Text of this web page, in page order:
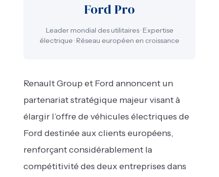
Ford Pro
Leader mondial des utilitaires · Expertise
électrique · Réseau européen en croissance
Renault Group et Ford annoncent un
partenariat stratégique majeur visant à
élargir l’offre de véhicules électriques de
Ford destinée aux clients européens,
renforçant considérablement la
compétitivité des deux entreprises dans